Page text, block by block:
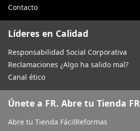
Contacto
Líderes en Calidad
Responsabilidad Social Corporativa
Reclamaciones ¿Algo ha salido mal?
Canal ético
Únete a FR. Abre tu Tienda FR
Abre tu Tienda FácilReformas